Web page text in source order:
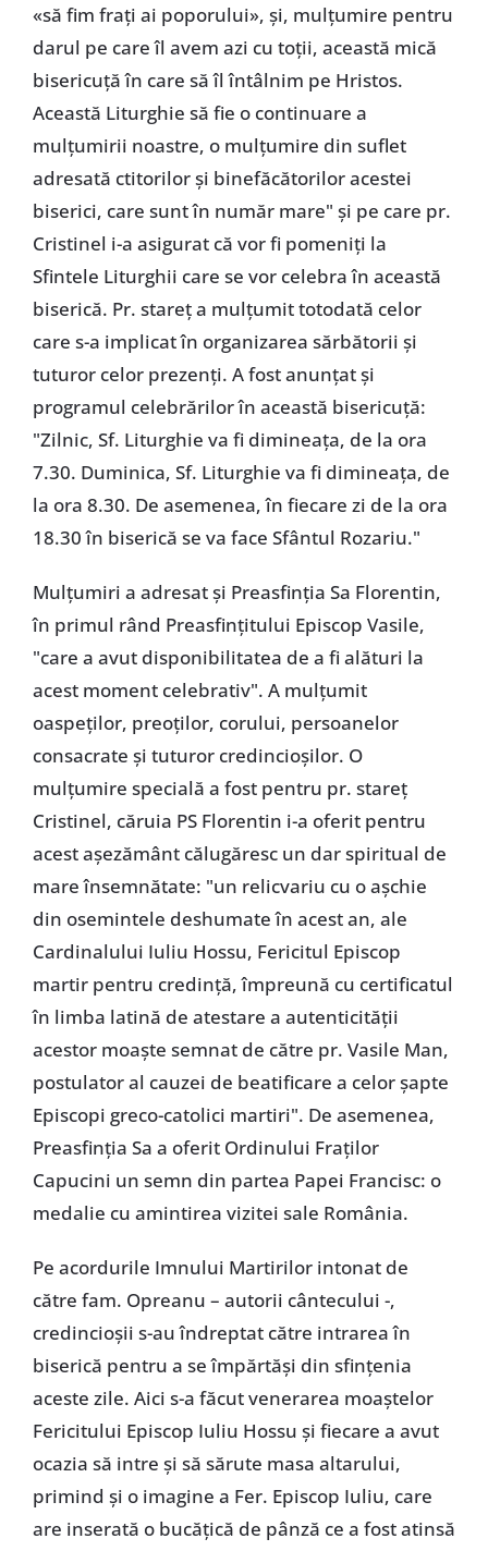
«să fim frați ai poporului», și, mulțumire pentru
darul pe care îl avem azi cu toții, această mică
bisericuță în care să îl întâlnim pe Hristos.
Această Liturghie să fie o continuare a
mulțumirii noastre, o mulțumire din suflet
adresată ctitorilor și binefăcătorilor acestei
biserici, care sunt în număr mare" și pe care pr.
Cristinel i-a asigurat că vor fi pomeniți la
Sfintele Liturghii care se vor celebra în această
biserică. Pr. stareț a mulțumit totodată celor
care s-a implicat în organizarea sărbătorii și
tuturor celor prezenți. A fost anunțat și
programul celebrărilor în această bisericuță:
"Zilnic, Sf. Liturghie va fi dimineața, de la ora
7.30. Duminica, Sf. Liturghie va fi dimineața, de
la ora 8.30. De asemenea, în fiecare zi de la ora
18.30 în biserică se va face Sfântul Rozariu."
Mulțumiri a adresat și Preasfinția Sa Florentin,
în primul rând Preasfințitului Episcop Vasile,
"care a avut disponibilitatea de a fi alături la
acest moment celebrativ". A mulțumit
oaspeților, preoților, corului, persoanelor
consacrate și tuturor credincioșilor. O
mulțumire specială a fost pentru pr. stareț
Cristinel, căruia PS Florentin i-a oferit pentru
acest așezământ călugăresc un dar spiritual de
mare însemnătate: "un relicvariu cu o așchie
din osemintele deshumate în acest an, ale
Cardinalului Iuliu Hossu, Fericitul Episcop
martir pentru credință, împreună cu certificatul
în limba latină de atestare a autenticității
acestor moaște semnat de către pr. Vasile Man,
postulator al cauzei de beatificare a celor șapte
Episcopi greco-catolici martiri". De asemenea,
Preasfinția Sa a oferit Ordinului Fraților
Capucini un semn din partea Papei Francisc: o
medalie cu amintirea vizitei sale România.
Pe acordurile Imnului Martirilor intonat de
către fam. Opreanu – autorii cântecului -,
credincioșii s-au îndreptat către intrarea în
biserică pentru a se împărtăși din sfințenia
aceste zile. Aici s-a făcut venerarea moaștelor
Fericitului Episcop Iuliu Hossu și fiecare a avut
ocazia să intre și să sărute masa altarului,
primind și o imagine a Fer. Episcop Iuliu, care
are inserată o bucățică de pânză ce a fost atinsă